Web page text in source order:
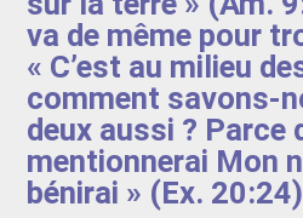
va de même pour
« C’est au milieu
comment savons-
deux aussi ? Parce
mentionnerai Mon
bénirai » (Ex.